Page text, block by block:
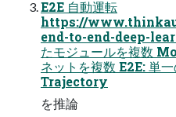
E2E ⾃動運転
https://
end-to-end-deep-
たモジュールを複数
ネットを複数 E2E: 単
Trajectory
を推論